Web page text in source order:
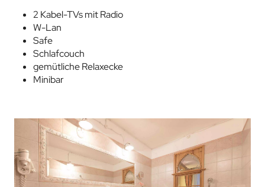
2 Kabel-TVs mit Radio
W-Lan
Safe
Schlafcouch
gemütliche Relaxecke
Minibar